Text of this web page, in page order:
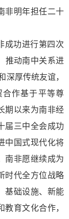
非明年担任二十
成功进行第四次
推动南中关系进
深厚传统友谊，
作基于平等尊
期以来为南非经
届三中全会成功
中国式现代化将
南非愿继续成为
时代全方位战略
基础设施、新能
育文化合作，